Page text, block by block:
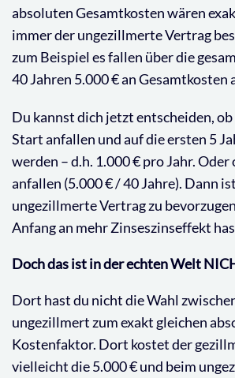
absoluten Gesamtkosten wären
immer der ungezillmerte Vertrag
zum Beispiel es fallen über die
40 Jahren 5.000 € an Gesamtkosten
Du kannst dich jetzt entscheiden, ob
Start anfallen und auf die ersten 5
werden – d.h. 1.000 € pro Jahr. Oder
anfallen (5.000 € / 40 Jahre). Dann
ungezillmerte Vertrag zu
Anfang an mehr Zinseszinseffekt
Doch das ist in der echten Welt
Dort hast du nicht die Wahl
ungezillmert zum exakt gleichen
Kostenfaktor. Dort kostet der
vielleicht die 5.000 € und beim